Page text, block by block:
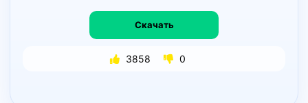
Скачать
3858 0